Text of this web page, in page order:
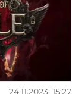
24.11.2023, 15:27